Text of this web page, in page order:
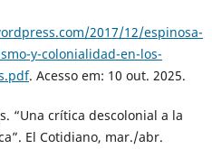
2017/12/espinosa-
y-colonialidad-en-los-
. Acesso em: 10 out. 2025.
“Una crítica descolonial a la
El Cotidiano, mar./abr.